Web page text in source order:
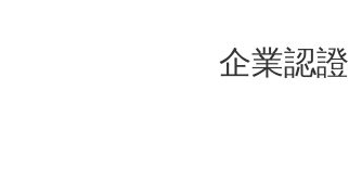
企業認證